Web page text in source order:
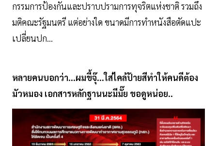
กรรมการป้องกันและปราบปรามการทุจริตแห่งชาติ รวมถึง
มติคณะรัฐมนตรี แต่อย่างใด ขนาดมีการทำหนังสือตัดแปะ
เปลี่ยนปก...
หลายคนบอกว่า...ผมขี้จุ๊...ใส่ไคล้ป้ายสีทำให้คนดีต้อง
มัวหมอง เอกสารหลักฐานนะมีมั๊ย ขอดูหน่อย..